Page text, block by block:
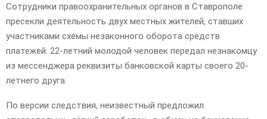
Сотрудники правоохранительных органов в Ставрополе
пресекли деятельность двух местных жителей, ставших
участниками схемы незаконного оборота средств
платежей. 22-летний молодой человек передал незнакомцу
из мессенджера реквизиты банковской карты своего 20-
летнего друга.
По версии следствия, неизвестный предложил